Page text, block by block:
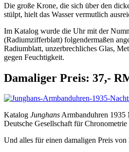
Die große Krone, die sich über den
stülpt, hielt das Wasser vermutlich
Im Katalog wurde die Uhr mit der
(Radiumzifferblatt) folgendermaßen
Radiumblatt, unzerbrechliches Glas,
gegen Feuchtigkeit.
Damaliger Preis: 37,-
Katalog JunghansArmbanduhren 1935
Deutsche Gesellschaft für Chronometrie
Und alles für einen damaligen Preis